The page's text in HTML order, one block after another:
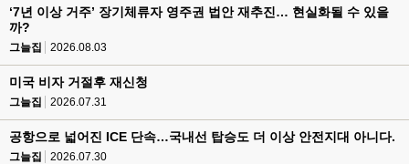
‘7년 이상 거주’ 장기체류자 영주권 법안 재추진… 현실화될 수 있을
까?
그늘집 2026.08.03
미국 비자 거절후 재신청
그늘집 2026.07.31
공항으로 넓어진 ICE 단속…국내선 탑승도 더 이상 안전지대 아니다.
그늘집 2026.07.30